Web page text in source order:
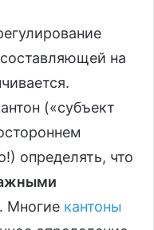
на
(«субъект
определять, что
Многие кантоны